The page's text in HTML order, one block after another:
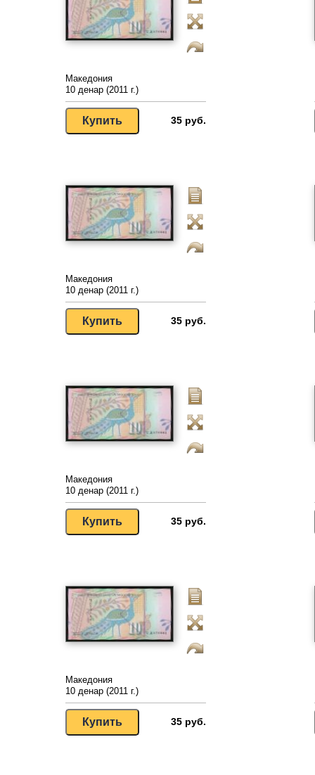
Македония
10 денар (2011 г.)
35 руб.
Македония
10 денар (2011 г.)
35 руб.
Македония
10 денар (2011 г.)
35 руб.
Македония
10 денар (2011 г.)
35 руб.